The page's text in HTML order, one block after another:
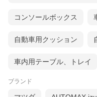
コンソールボックス
自動車用クッション
車内用テーブル、トレイ
ブランド